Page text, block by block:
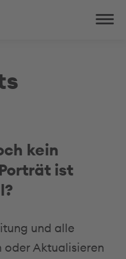
kein
ist
und alle
oder Aktualisieren